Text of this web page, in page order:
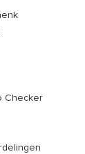
Checker